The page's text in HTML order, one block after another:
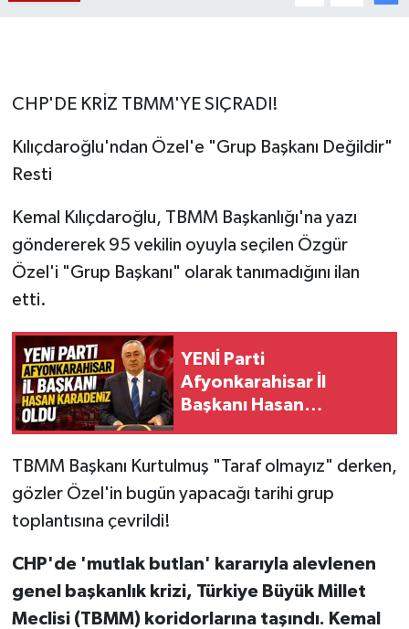
CHP'DE KRİZ TBMM'YE SIÇRADI!
Kılıçdaroğlu'ndan Özel'e "Grup Başkanı Değildir"
Resti
Kemal Kılıçdaroğlu, TBMM Başkanlığı'na yazı
göndererek 95 vekilin oyuyla seçilen Özgür
Özel'i "Grup Başkanı" olarak tanımadığını ilan
etti.
YENİ Parti
Afyonkarahisar İl
Başkanı Hasan
TBMM Başkanı Kurtulmuş "Taraf olmayız" derken,
gözler Özel'in bugün yapacağı tarihi grup
toplantısına çevrildi!
CHP'de 'mutlak butlan' kararıyla alevlenen
genel başkanlık krizi, Türkiye Büyük Millet
Meclisi (TBMM) koridorlarına taşındı. Kemal